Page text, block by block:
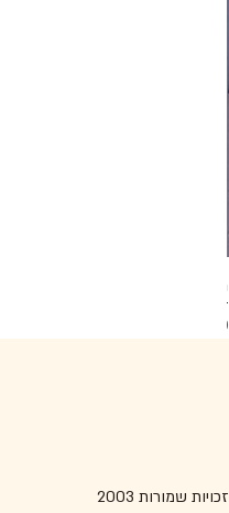
מנורת לד תינוק.ת 1
מחיר
© כל הזכויות שמורות 2003